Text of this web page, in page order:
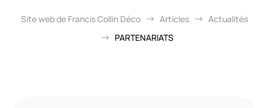
Site web de Francis Collin Déco $ Articles $ Actualités
$ PARTENARIATS